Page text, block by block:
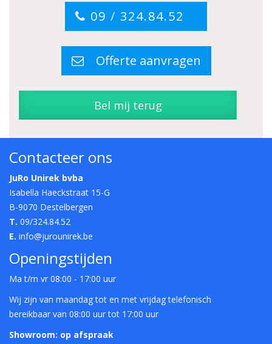
09 / 324.84.52
Offerte aanvragen
Bel mij terug
Contacteer ons
JuRo Unirek bvba
Isabella Haeckstraat 15-G
B-9070 Destelbergen
T. 09/324.84.52
E. info@jurounirek.be
Openingstijden
Ma t/m vr 08:00 - 17:00 uur
Wij zijn van maandag tot en met vrijdag telefonisch
bereikbaar van 08:00 uur tot 17:00 uur
Showroom: op afspraak